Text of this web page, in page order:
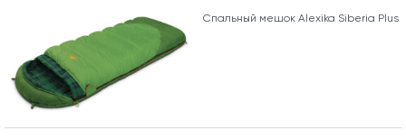
Спальный мешок Alexika Siberia Plus